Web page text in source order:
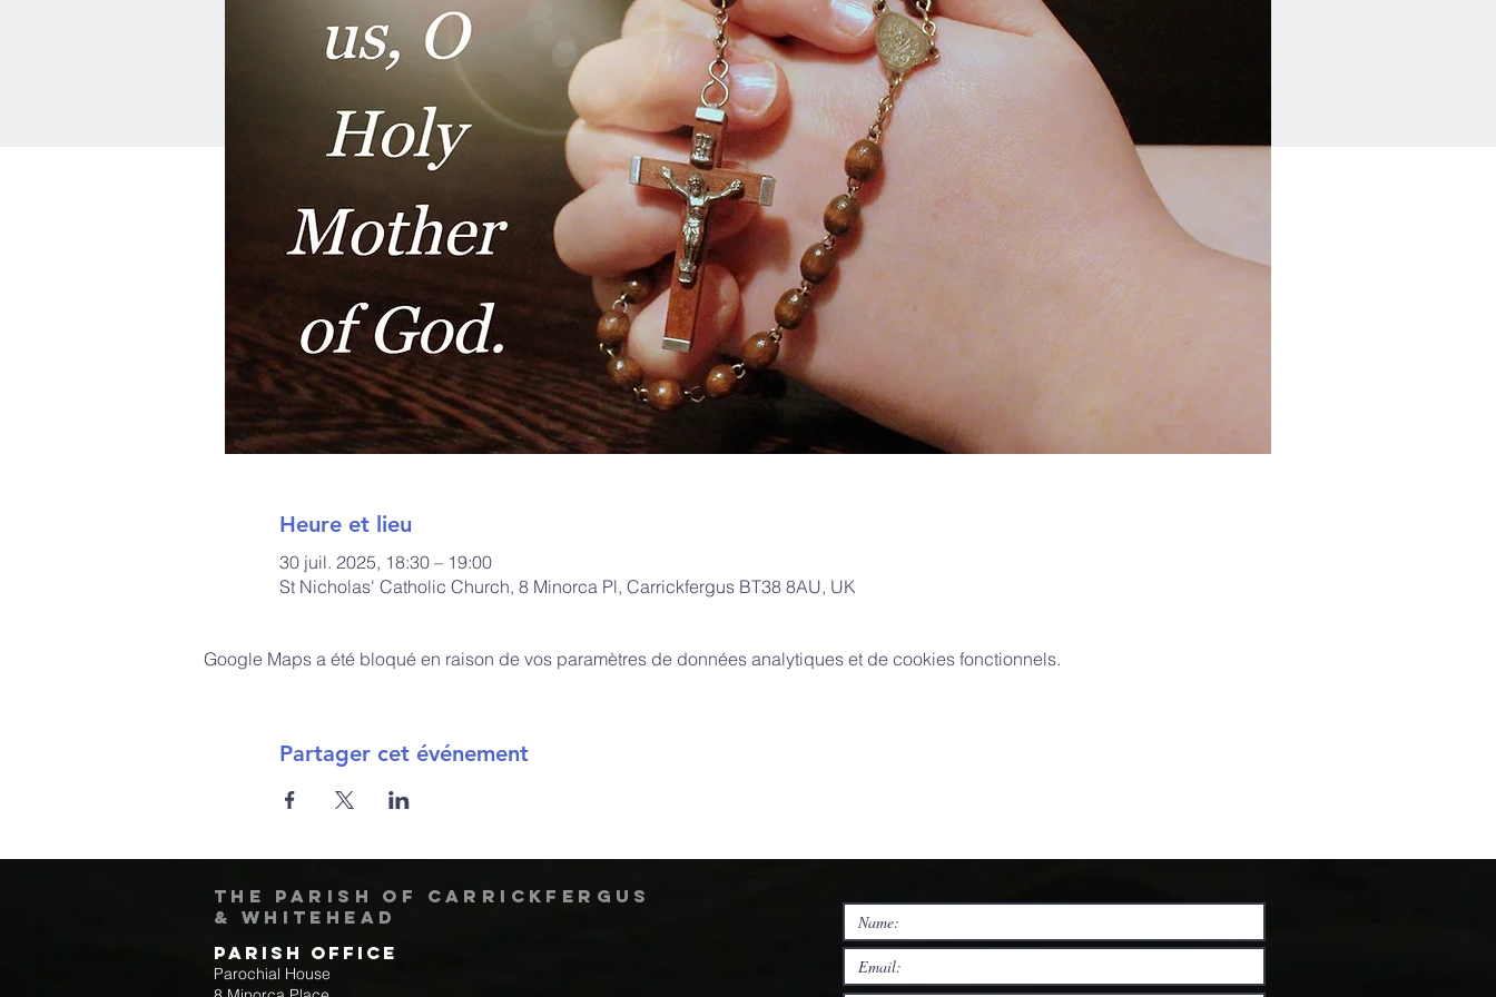
Heure et lieu
30 juil. 2025, 18:30 – 19:00
St Nicholas' Catholic Church, 8 Minorca Pl, Carrickfergus BT38 8AU, UK
Google Maps a été bloqué en raison de vos paramètres de données analytiques et de cookies fonctionnels.
Partager cet événement
The Parish of Carrickfergus
& Whitehead
Parish Office
Parochial House